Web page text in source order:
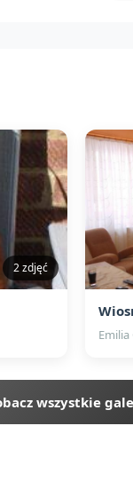
2 zdjęć
Emilia
wszystkie